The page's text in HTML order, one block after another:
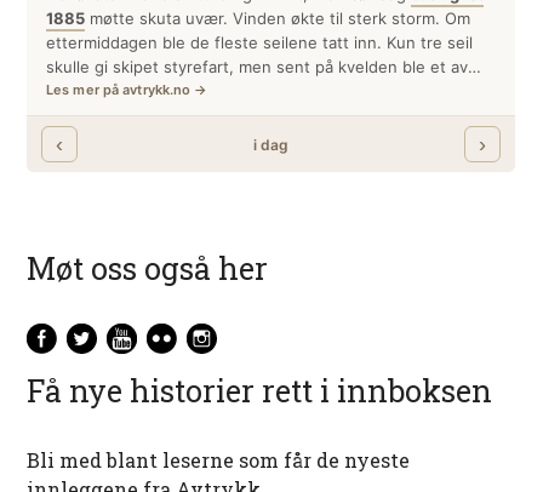
Møt oss også her
Få nye historier rett i innboksen
Bli med blant leserne som får de nyeste